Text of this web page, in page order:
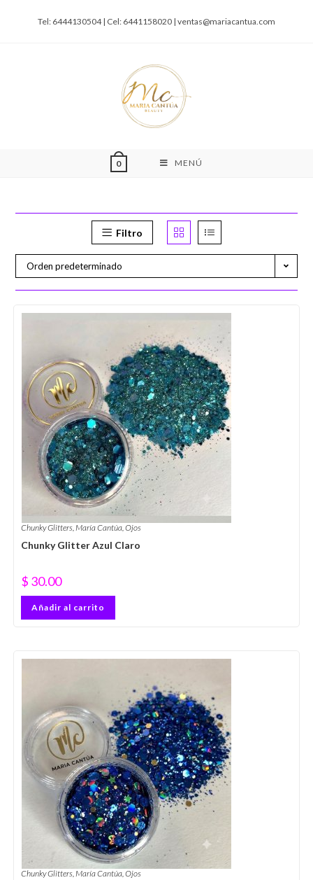
Tel: 6444130504 | Cel: 6441158020 | ventas@mariacantua.com
0 MENÚ
Filtro
Orden predeterminado
Chunky Glitters,María Cantúa,Ojos
Chunky Glitter Azul Claro
$ 30.00
Añadir al carrito
Chunky Glitters, María Cantúa, Ojos